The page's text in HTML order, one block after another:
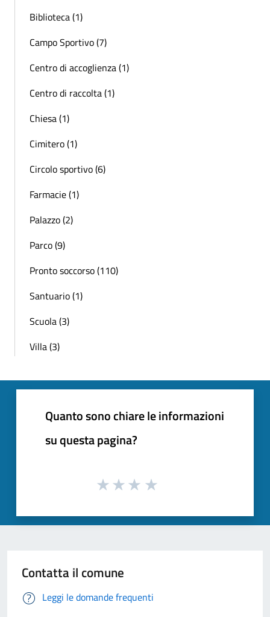
Biblioteca (1)
Campo Sportivo (7)
Centro di accoglienza (1)
Centro di raccolta (1)
Chiesa (1)
Cimitero (1)
Circolo sportivo (6)
Farmacie (1)
Palazzo (2)
Parco (9)
Pronto soccorso (110)
Santuario (1)
Scuola (3)
Villa (3)
Quanto sono chiare le informazioni
su questa pagina?
Contatta il comune
Leggi le domande frequenti